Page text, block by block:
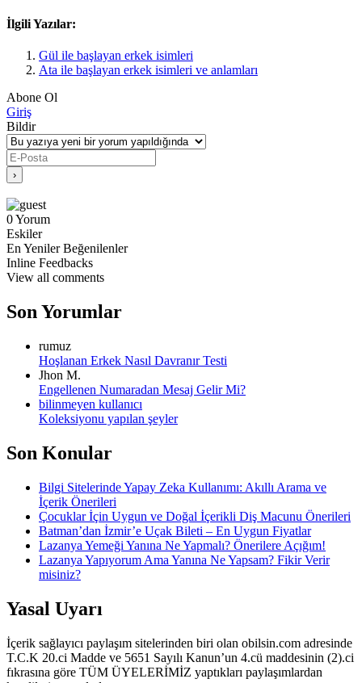
İlgili Yazılar:
Gül ile başlayan erkek isimleri
Ata ile başlayan erkek isimleri ve anlamları
Abone Ol
Giriş
Bildir
0Yorum
Eskiler
En Yeniler Beğenilenler
Inline Feedbacks
View all comments
Son Yorumlar
rumuz
Hoşlanan Erkek Nasıl Davranır Testi
Jhon M.
Engellenen Numaradan Mesaj Gelir Mi?
bilinmeyen kullanıcı
Koleksiyonu yapılan şeyler
Son Konular
Bilgi Sitelerinde Yapay Zeka Kullanımı: Akıllı Arama ve
İçerik Önerileri
Çocuklar İçin Uygun ve Doğal İçerikli Diş Macunu Önerileri
Batman’dan İzmir’e Uçak Bileti – En Uygun Fiyatlar
Lazanya Yemeği Yanına Ne Yapmalı? Önerilere Açığım!
Lazanya Yapıyorum Ama Yanına Ne Yapsam? Fikir Verir
misiniz?
Yasal Uyarı
İçerik sağlayıcı paylaşım sitelerinden biri olan obilsin.com adresinde
T.C.K 20.ci Madde ve 5651 Sayılı Kanun’un 4.cü maddesinin (2).ci
fıkrasına göre TÜM ÜYELERİMİZ yaptıkları paylaşımlardan